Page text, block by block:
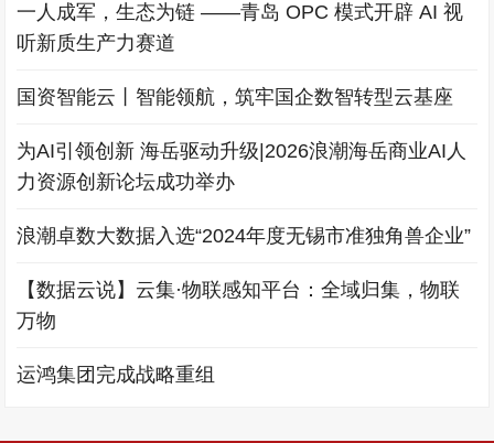
一人成军，生态为链 ——青岛 OPC 模式开辟 AI 视
听新质生产力赛道
国资智能云丨智能领航，筑牢国企数智转型云基座
为AI引领创新 海岳驱动升级|2026浪潮海岳商业AI人
力资源创新论坛成功举办
浪潮卓数大数据入选“2024年度无锡市准独角兽企业”
【数据云说】云集·物联感知平台：全域归集，物联
万物
运鸿集团完成战略重组